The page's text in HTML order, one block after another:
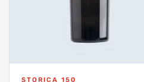
STORICA 150